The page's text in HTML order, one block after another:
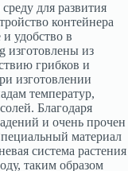
для развития
контейнера
и удобство в
изготовлены из
грибков и
изготовлении
температур,
Благодаря
и очень прочен
материал
система растения
таким образом